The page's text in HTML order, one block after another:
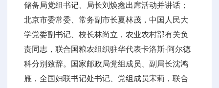
储备局党组书记、局长刘焕鑫出席活动并讲话；
北京市委常委、常务副市长夏林茂，中国人民大
学党委副书记、校长林尚立，农业农村部有关负
责同志，联合国粮农组织驻华代表卡洛斯·阿尔德
科分别致辞。国家邮政局党组成员、副局长沈鸿
雁，全国妇联书记处书记、党组成员宋莉，联合